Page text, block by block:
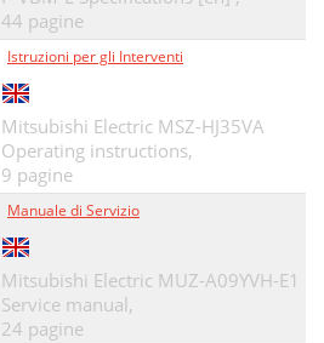
44 pagine
Istruzioni per gli Interventi
Mitsubishi Electric MSZ-HJ35VA
Operating instructions,
9 pagine
Manuale di Servizio
Mitsubishi Electric MUZ-A09YVH-E1
Service manual,
24 pagine